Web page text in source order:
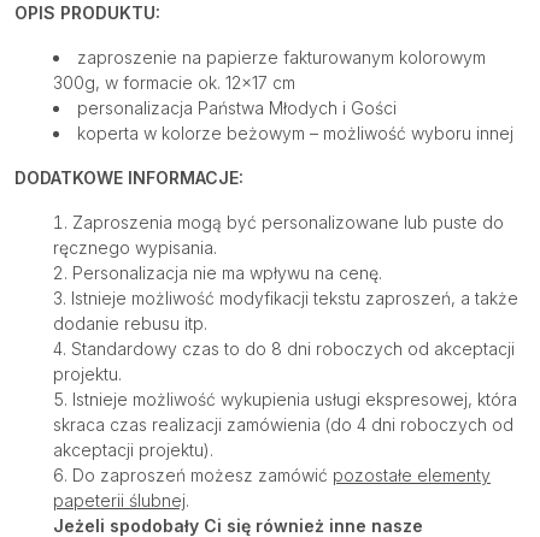
OPIS PRODUKTU:
zaproszenie na papierze fakturowanym kolorowym
300g, w formacie ok. 12×17 cm
personalizacja Państwa Młodych i Gości
koperta w kolorze beżowym – możliwość wyboru innej
DODATKOWE INFORMACJE:
Zaproszenia mogą być personalizowane lub puste do
ręcznego wypisania.
Personalizacja nie ma wpływu na cenę.
Istnieje możliwość modyfikacji tekstu zaproszeń, a także
dodanie rebusu itp.
Standardowy czas to do 8 dni roboczych od akceptacji
projektu.
Istnieje możliwość wykupienia usługi ekspresowej, która
skraca czas realizacji zamówienia (do 4 dni roboczych od
akceptacji projektu).
Do zaproszeń możesz zamówić pozostałe elementy
papeterii ślubnej.
Jeżeli spodobały Ci się również inne nasze